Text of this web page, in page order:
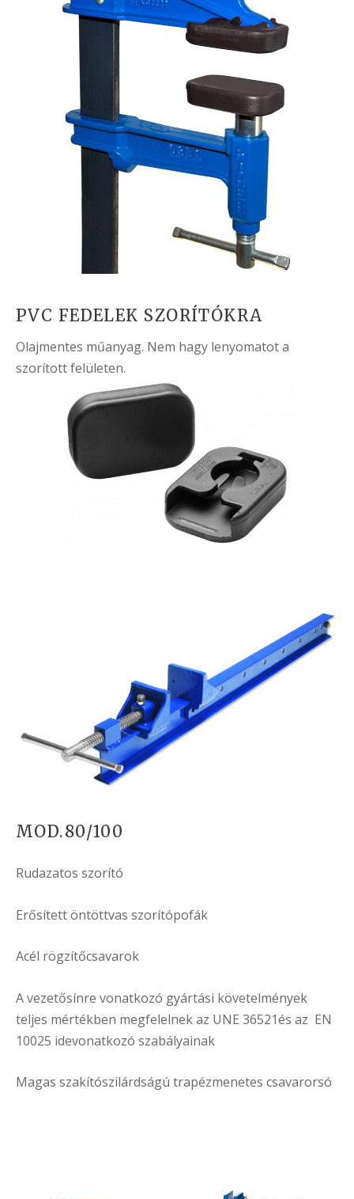
PVC FEDELEK SZORÍTÓKRA
Olajmentes műanyag. Nem hagy lenyomatot a
szorított felületen.
MOD.80/100
Rudazatos szorító
Erősített öntöttvas szorítópofák
Acél rögzítőcsavarok
A vezetősínre vonatkozó gyártási követelmények
teljes mértékben megfelelnek az UNE 36521és az EN
10025 idevonatkozó szabályainak
Magas szakítószilárdságú trapézmenetes csavarorsó